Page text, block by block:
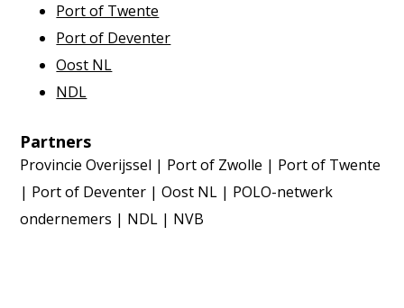
Port of Twente
Port of Deventer
Oost NL
NDL
Partners
Provincie Overijssel | Port of Zwolle | Port of Twente
| Port of Deventer | Oost NL | POLO-netwerk
ondernemers | NDL | NVB